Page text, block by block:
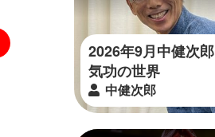
2026年9月中健次郎
気 功 の 世 界
中健次郎